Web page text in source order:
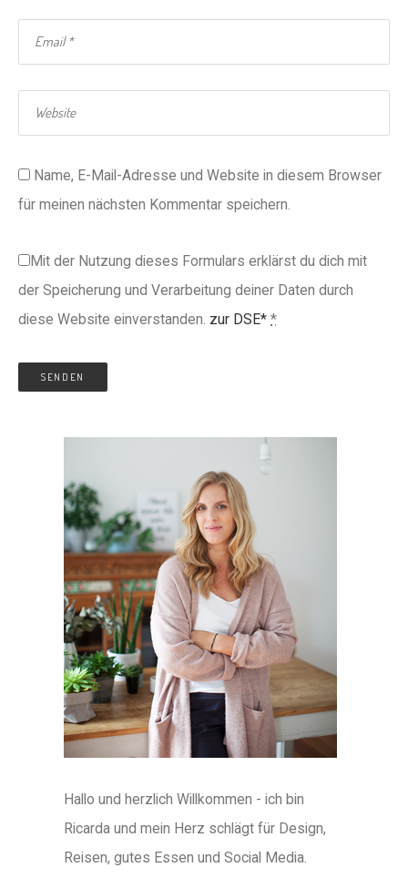
Name, E-Mail-Adresse und Website in diesem Browser
für meinen nächsten Kommentar speichern.
Mit der Nutzung dieses Formulars erklärst du dich mit
der Speicherung und Verarbeitung deiner Daten durch
diese Website einverstanden. zur DSE* *
Hallo und herzlich Willkommen - ich bin
Ricarda und mein Herz schlägt für Design,
Reisen, gutes Essen und Social Media.